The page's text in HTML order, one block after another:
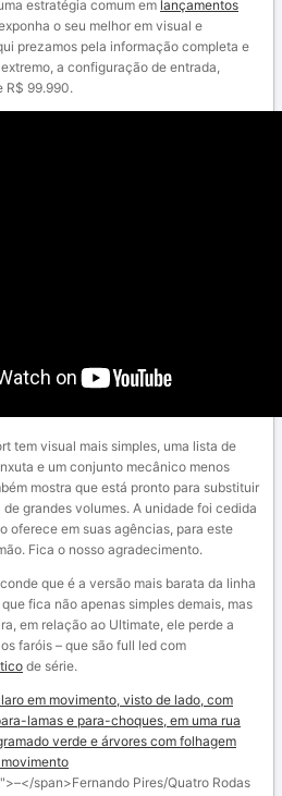
estratégia comum em lançamentos
o seu melhor em visual e
prezamos pela informação completa e
a configuração de entrada,
R$ 99.990.
tem visual mais simples, uma lista de
e um conjunto mecânico menos
mostra que está pronto para substituir
de grandes volumes. A unidade foi cedida
o oferece em suas agências, para este
Fica o nosso agradecimento.
que é a versão mais barata da linha
fica não apenas simples demais, mas
em relação ao Ultimate, ele perde a
faróis – que são full led com
de série.
span>Fernando Pires/Quatro Rodas